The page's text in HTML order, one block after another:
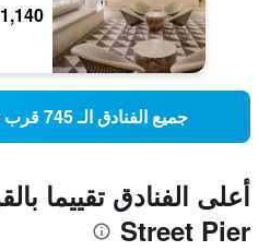
1,140 ﷼
جميع الفنادق الـ 745 قرب Eagle Street Pier
Street Pier